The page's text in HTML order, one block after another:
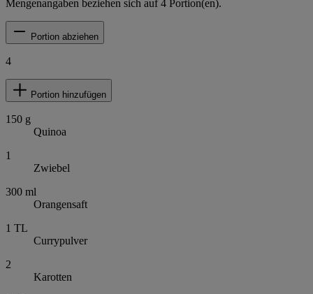
Mengenangaben beziehen sich auf4 Portion(en).
Portion abziehen
4
Portion hinzufügen
150 g
Quinoa
1
Zwiebel
300 ml
Orangensaft
1 TL
Currypulver
2
Karotten